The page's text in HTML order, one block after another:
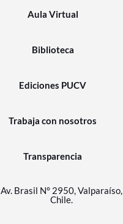
Aula Virtual
Biblioteca
Ediciones PUCV
Trabaja con nosotros
Transparencia
Av. Brasil N° 2950, Valparaíso,
Chile.